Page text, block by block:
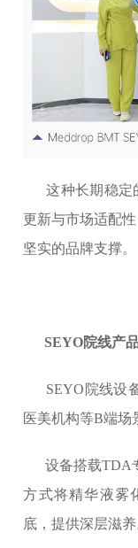
这种长期稳定
更新与市场适配
坚实的品牌支撑。
SEYO院线产
SEYO院线设
医美机构等B端场
设备搭载TDA
方式将精华液雾
底，提供深层滋养